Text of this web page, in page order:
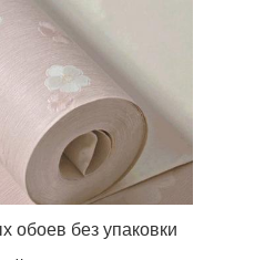
обоев без упаковки